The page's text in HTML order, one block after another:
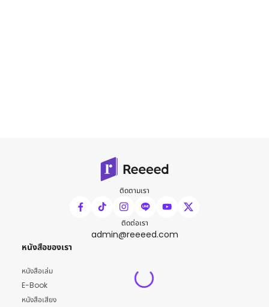
ติดตามเรา
ติดต่อเรา
admin@reeeed.com
หนังสือของเรา
หนังสือเล่ม
E-Book
หนังสือเสียง